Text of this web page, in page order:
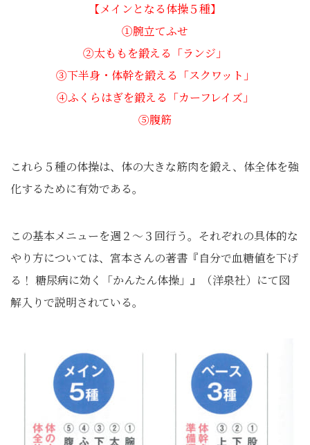
【メインとなる体操５種】
①腕立てふせ
②太ももを鍛える「ランジ」
③下半身・体幹を鍛える「スクワット」
④ふくらはぎを鍛える「カーフレイズ」
⑤腹筋
これら５種の体操は、体の大きな筋肉を鍛え、体全体を強
化するために有効である。
この基本メニューを週２～３回行う。それぞれの具体的な
やり方については、宮本さんの著書『自分で血糖値を下げ
る！ 糖尿病に効く「かんたん体操」』（洋泉社）にて図
解入りで説明されている。